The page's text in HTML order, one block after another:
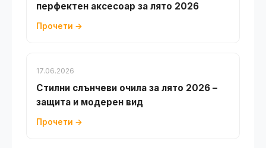
перфектен аксесоар за лято 2026
Прочети →
17.06.2026
Стилни слънчеви очила за лято 2026 –
защита и модерен вид
Прочети →